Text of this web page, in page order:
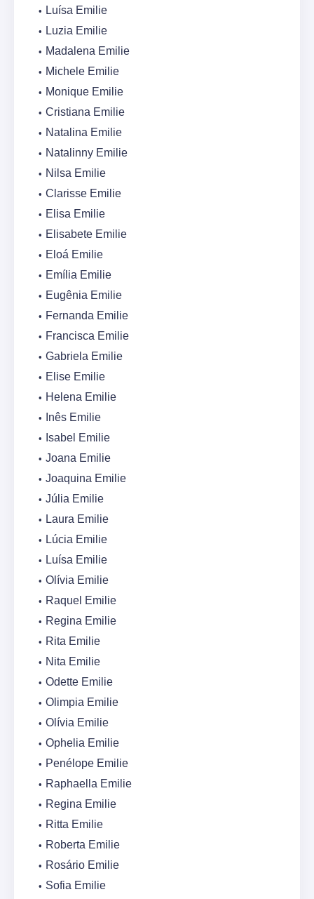
Luísa Emilie
Luzia Emilie
Madalena Emilie
Michele Emilie
Monique Emilie
Cristiana Emilie
Natalina Emilie
Natalinny Emilie
Nilsa Emilie
Clarisse Emilie
Elisa Emilie
Elisabete Emilie
Eloá Emilie
Emília Emilie
Eugênia Emilie
Fernanda Emilie
Francisca Emilie
Gabriela Emilie
Elise Emilie
Helena Emilie
Inês Emilie
Isabel Emilie
Joana Emilie
Joaquina Emilie
Júlia Emilie
Laura Emilie
Lúcia Emilie
Luísa Emilie
Olívia Emilie
Raquel Emilie
Regina Emilie
Rita Emilie
Nita Emilie
Odette Emilie
Olimpia Emilie
Olívia Emilie
Ophelia Emilie
Penélope Emilie
Raphaella Emilie
Regina Emilie
Ritta Emilie
Roberta Emilie
Rosário Emilie
Sofia Emilie